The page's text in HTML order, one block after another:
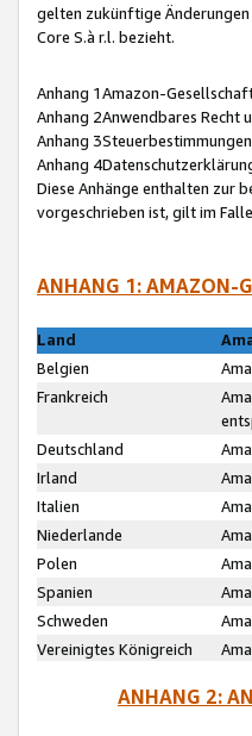
gelten zukünftige Änderungen
Core S.à r.l. bezieht.
Anhang 1Amazon-
Anhang 2Anwendbares
Anhang
Anhang
Diese Anhänge enthalten zur
vorgeschrieben ist, gilt im
ANHANG 1: AMAZON-
Land
Belgien
Frankreich
Deutschland
Irland
Italien
Niederlande
Polen
Spanien
Schweden
Vereinigtes Königreich
ANHANG 2: